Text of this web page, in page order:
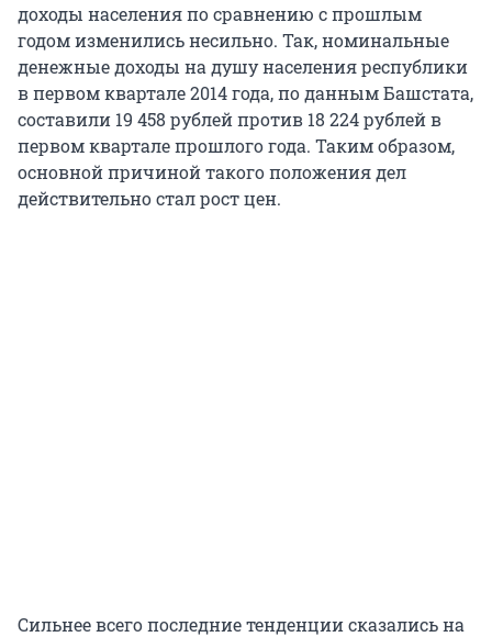
доходы населения по сравнению с прошлым
годом изменились несильно. Так, номинальные
денежные доходы на душу населения республики
в первом квартале 2014 года, по данным Башстата,
составили 19 458 рублей против 18 224 рублей в
первом квартале прошлого года. Таким образом,
основной причиной такого положения дел
действительно стал рост цен.
Сильнее всего последние тенденции сказались на